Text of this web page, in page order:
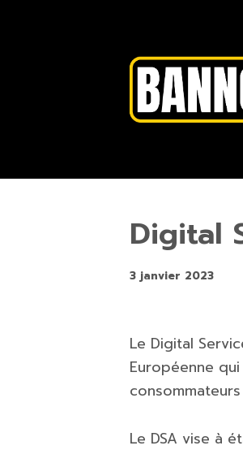
Digital
3 janvier 2023
Le Digital
Européenne
Le DSA vise à